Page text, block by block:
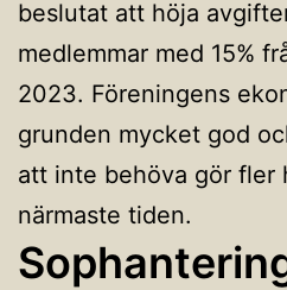
beslutat att höja
medlemmar med 15%
2023. Föreningens
grunden mycket god
att inte behöva gör fler
närmaste tiden.